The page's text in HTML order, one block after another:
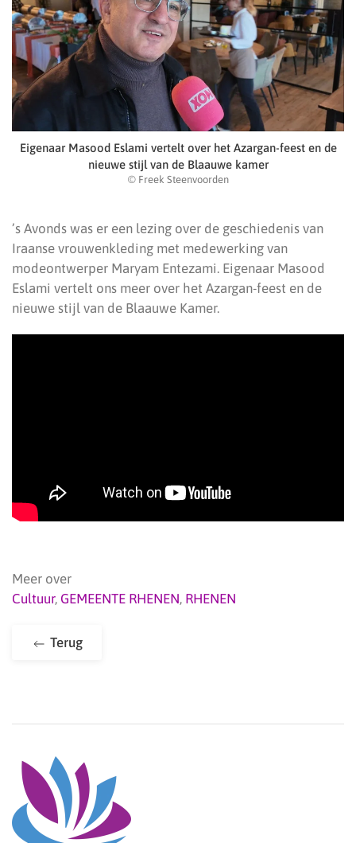
Eigenaar Masood Eslami vertelt over het Azargan-feest en de
nieuwe stijl van de Blaauwe kamer
© Freek Steenvoorden
’s Avonds was er een lezing over de geschiedenis van
Iraanse vrouwenkleding met medewerking van
modeontwerper Maryam Entezami. Eigenaar Masood
Eslami vertelt ons meer over het Azargan-feest en de
nieuwe stijl van de Blaauwe Kamer.
Meer over
Cultuur, GEMEENTE RHENEN, RHENEN
Terug